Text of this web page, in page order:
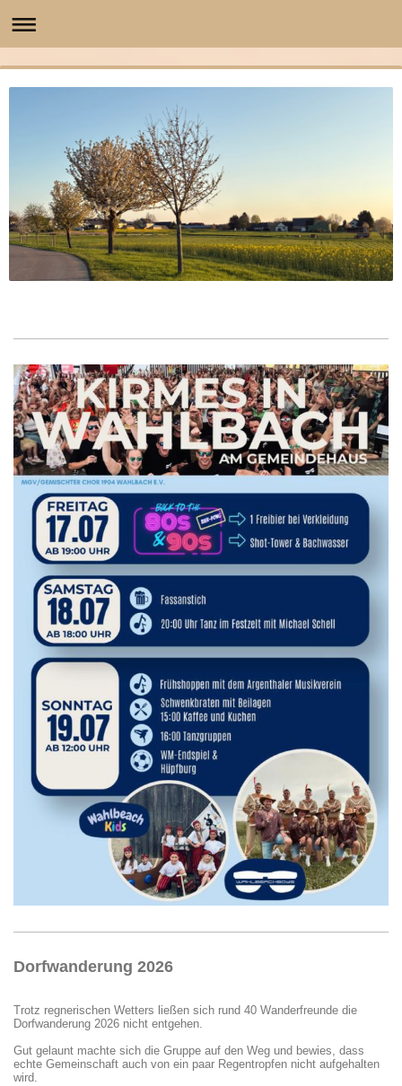
Dorfwanderung 2026
Trotz regnerischen Wetters ließen sich rund 40 Wanderfreunde die
Dorfwanderung 2026 nicht entgehen.
Gut gelaunt machte sich die Gruppe auf den Weg und bewies, dass
echte Gemeinschaft auch von ein paar Regentropfen nicht aufgehalten
wird.